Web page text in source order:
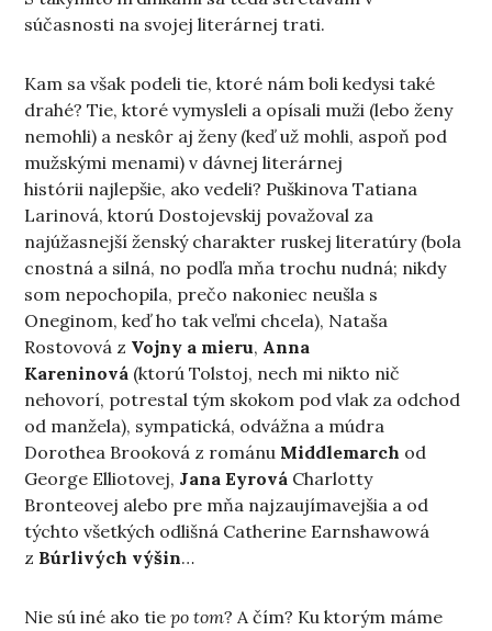
súčasnosti na svojej literárnej trati.
Kam sa však podeli tie, ktoré nám boli kedysi také
drahé? Tie, ktoré vymysleli a opísali muži (lebo ženy
nemohli) a neskôr aj ženy (keď už mohli, aspoň pod
mužskými menami) v dávnej literárnej
histórii najlepšie, ako vedeli? Puškinova Tatiana
Larinová, ktorú Dostojevskij považoval za
najúžasnejší ženský charakter ruskej literatúry (bola
cnostná a silná, no podľa mňa trochu nudná; nikdy
som nepochopila, prečo nakoniec neušla s
Oneginom, keď ho tak veľmi chcela), Nataša
Rostovová z Vojny a mieru, Anna
Kareninová (ktorú Tolstoj, nech mi nikto nič
nehovorí, potrestal tým skokom pod vlak za odchod
od manžela), sympatická, odvážna a múdra
Dorothea Brooková z románu Middlemarch od
George Elliotovej, Jana Eyrová Charlotty
Bronteovej alebo pre mňa najzaujímavejšia a od
týchto všetkých odlišná Catherine Earnshawowá
z Búrlivých výšin…
Nie sú iné ako tiepo tom? A čím? Ku ktorým máme